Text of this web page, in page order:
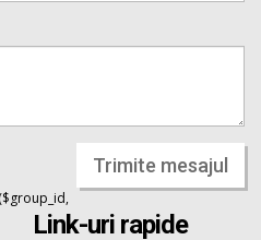
Trimite mesajul
Link-uri rapide